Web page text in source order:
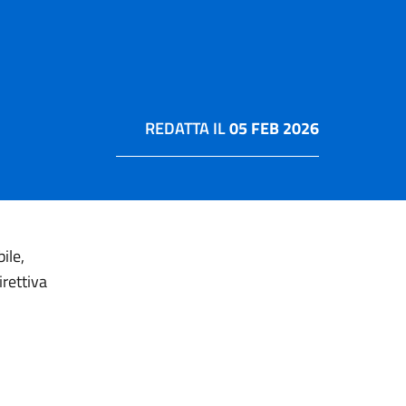
REDATTA IL05 FEB 2026